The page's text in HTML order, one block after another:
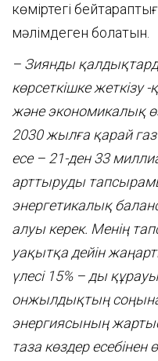
көміртегі
мәлімдеген болатын.
– Зиянды
көрсеткішке жеткізу
және экономикалық
2030 жылға қарай
есе – 21-ден 33
арттыруды
энергетикалық
алуы керек. Менің
уақытқа дейін
үлесі 15% – ды
онжылдықтың соңына
энергиясының
таза көздер есебінен